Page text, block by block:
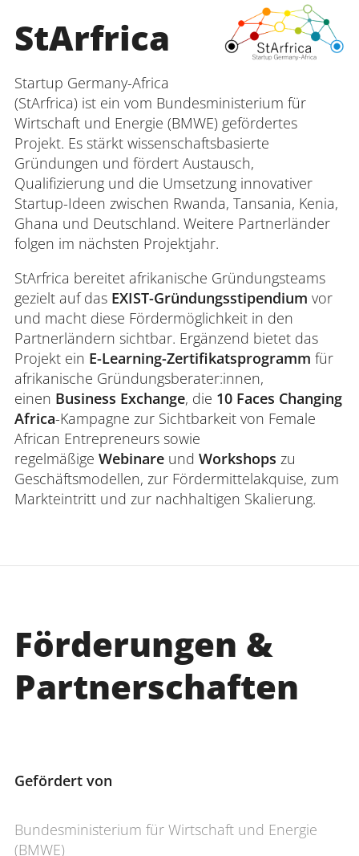
StArfrica
Startup Germany-Africa
(StArfrica) ist ein vom Bundesministerium für
Wirtschaft und Energie (BMWE) gefördertes
Projekt. Es stärkt wissenschaftsbasierte
Gründungen und fördert Austausch,
Qualifizierung und die Umsetzung innovativer
Startup-Ideen zwischen Rwanda, Tansania, Kenia,
Ghana und Deutschland. Weitere Partnerländer
folgen im nächsten Projektjahr.
StArfrica bereitet afrikanische Gründungsteams
gezielt auf das EXIST-Gründungsstipendium vor
und macht diese Fördermöglichkeit in den
Partnerländern sichtbar. Ergänzend bietet das
Projekt ein E-Learning-Zertifikatsprogramm für
afrikanische Gründungsberater:innen,
einen Business Exchange, die 10 Faces Changing
Africa-Kampagne zur Sichtbarkeit von Female
African Entrepreneurs sowie
regelmäßige Webinare und Workshops zu
Geschäftsmodellen, zur Fördermittelakquise, zum
Markteintritt und zur nachhaltigen Skalierung.
Förderungen &
Partnerschaften
Gefördert von
Bundesministerium für Wirtschaft und Energie
(BMWE)